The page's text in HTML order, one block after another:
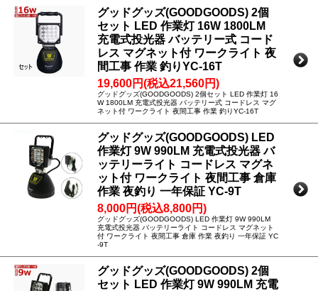
グッドグッズ(GOODGOODS) 2個
セット LED 作業灯 16W 1800LM
充電式投光器 バッテリー式 コード
レス マグネット付 ワークライト 夜
間工事 作業 釣りYC-16T
19,600円(税込21,560円)
グッドグッズ(GOODGOODS) 2個セット LED 作業灯 16
W 1800LM 充電式投光器 バッテリー式 コードレス マグ
ネット付 ワークライト 夜間工事 作業 釣りYC-16T
グッドグッズ(GOODGOODS) LED
作業灯 9W 990LM 充電式投光器 バ
ッテリーライト コードレス マグネ
ット付 ワークライト 夜間工事 倉庫
作業 夜釣り 一年保証 YC-9T
8,000円(税込8,800円)
グッドグッズ(GOODGOODS) LED 作業灯 9W 990LM
充電式投光器 バッテリーライト コードレス マグネット
付 ワークライト 夜間工事 倉庫 作業 夜釣り 一年保証 YC
-9T
グッドグッズ(GOODGOODS) 2個
セット LED 作業灯 9W 990LM 充電